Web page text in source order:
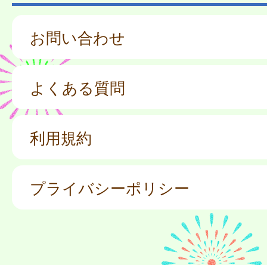
お問い合わせ
よくある質問
利用規約
プライバシーポリシー